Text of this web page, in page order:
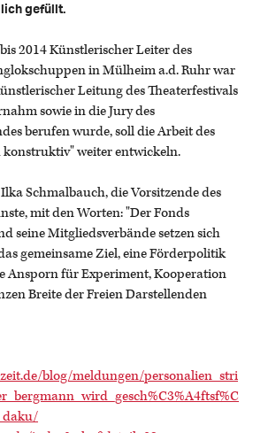
gefüllt.
2014 Künstlerischer Leiter des
in Mülheim a.d. Ruhr war
Leitung des Theaterfestivals
sowie in die Jury des
berufen wurde, soll die Arbeit des
konstruktiv" weiter entwickeln.
Schmalbauch, die Vorsitzende des
mit den Worten: "Der Fonds
seine Mitgliedsverbände setzen sich
gemeinsame Ziel, eine Förderpolitik
Ansporn für Experiment, Kooperation
Breite der Freien Darstellenden
blog/meldungen/personalien_stri